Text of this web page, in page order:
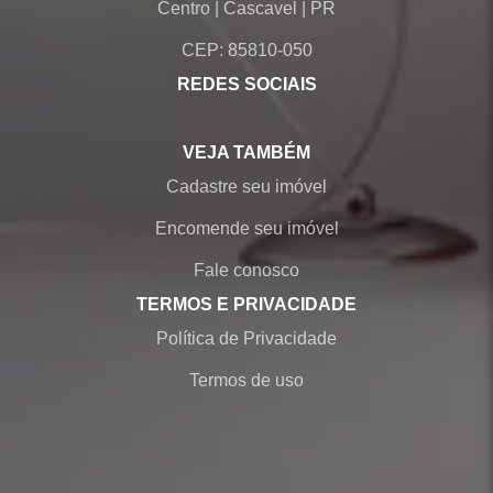
Centro Cascavel PR
CEP: 85810-050
REDES SOCIAIS
VEJA TAMBÉM
Cadastre seu imóvel
Encomende seu imóvel
Fale conosco
TERMOS E PRIVACIDADE
Política de Privacidade
Termos de uso